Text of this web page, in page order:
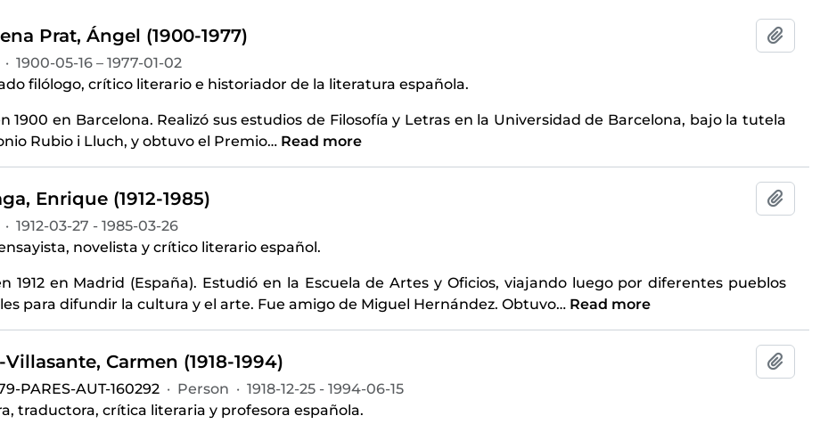
Prat, Ángel (1900-1977)
· 1900-05-16 – 1977-01-02
filólogo, crítico literario e historiador de la literatura española.
1900 en Barcelona. Realizó sus estudios de Filosofía y Letras en la Universidad de Barcelona, bajo la tutela
Rubio i Lluch, y obtuvo el Premio… Read more
Enrique (1912-1985)
· 1912-03-27 - 1985-03-26
novelista y crítico literario español.
1912 en Madrid (España). Estudió en la Escuela de Artes y Oficios, viajando luego por diferentes pueblos
para difundir la cultura y el arte. Fue amigo de Miguel Hernández. Obtuvo… Read more
Villasante, Carmen (1918-1994)
PARES-AUT-160292 · Person · 1918-12-25 - 1994-06-15
traductora, crítica literaria y profesora española.